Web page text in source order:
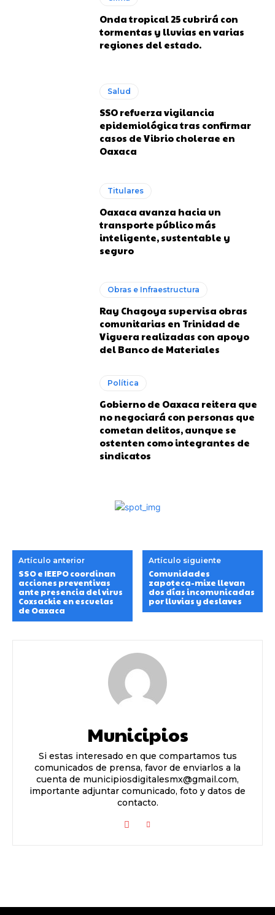
Onda tropical 25 cubrirá con
tormentas y lluvias en varias
regiones del estado.
Salud
SSO refuerza vigilancia
epidemiológica tras confirmar
casos de Vibrio cholerae en
Oaxaca
Titulares
Oaxaca avanza hacia un
transporte público más
inteligente, sustentable y
seguro
Obras e Infraestructura
Ray Chagoya supervisa obras
comunitarias en Trinidad de
Viguera realizadas con apoyo
del Banco de Materiales
Política
Gobierno de Oaxaca reitera que
no negociará con personas que
cometan delitos, aunque se
ostenten como integrantes de
sindicatos
Artículo anterior
SSO e IEEPO coordinan
acciones preventivas
ante presencia del virus
Coxsackie en escuelas
de Oaxaca
Artículo siguiente
Comunidades
zapoteca-mixe llevan
dos días incomunicadas
por lluvias y deslaves
Municipios
Si estas interesado en que compartamos tus
comunicados de prensa, favor de enviarlos a la
cuenta de municipiosdigitalesmx@gmail.com,
importante adjuntar comunicado, foto y datos de
contacto.